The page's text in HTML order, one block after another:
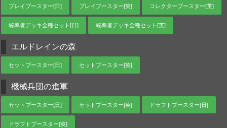
プレイブースター[日] プレイブースター[英] コレクターブースター[英]
統率者デッキ全種セット[日] 統率者デッキ全種セット[英]
エルドレインの森
セットブースター[日] セットブースター[英]
機械兵団の進軍
セットブースター[日] セットブースター[英] ドラフトブースター[日]
ドラフトブースター[英]